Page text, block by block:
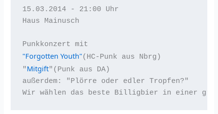
15.03.2014 - 21:00 Uhr
Haus Mainusch
"Forgotten Youth"(HC-Punk aus Nbrg)
"Mitgift"(Punk aus DA)
außerdem: "Plörre oder edler Tropfen?"
Wir wählen das beste Billigbier in einer